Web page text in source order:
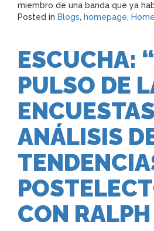
miembro de una banda que ya
Posted in Blogs, homepage,
ESCUCHA:
PULSO DE
ANÁLISIS
CON